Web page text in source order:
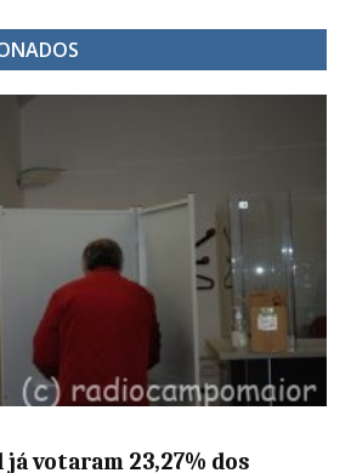
votaram 23,27% dos